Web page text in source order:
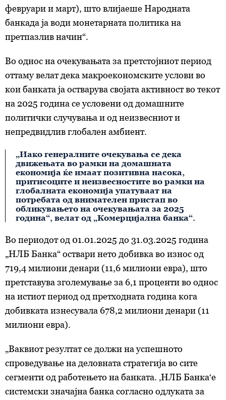
февруари и март), што влијаеше Народната
банкада ја води монетарната политика на
претпазлив начин“.
Во однос на очекувањата за претстојниот период
оттаму велат дека макроекономските услови во
кои банката ја остварува својата активност во текот
на 2025 година се условени од домашните
политички случувања и од неизвесниот и
непредвидлив глобален амбиент.
„Иако генералните очекувања се дека
движењата во рамки на домашната
економија ќе имаат позитивна насока,
притисоците и неизвесностите во рамки на
глобалната економија упатуваат на
потребата од внимателен пристап во
обликувањето на очекувањата за 2025
година“, велат од „Комерцијална банка“.
Во периодот од 01.01.2025 до 31.03.2025 година
„НЛБ Банка“ оствари нето добивка во износ од
719,4 милиони денари (11,6 милиони евра), што
претставува зголемување за 6,1 проценти во однос
на истиот период од претходната година кога
добивката изнесувала 678,2 милиони денари (11
милиони евра).
„Ваквиот резултат се должи на успешното
спроведување на деловната стратегија во сите
сегменти од работењето на банката. ‚НЛБ Банка‘е
системски значајна банка согласно одлуката за